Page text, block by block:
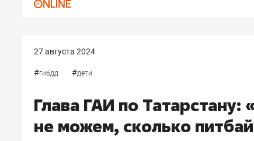
27 августа 2024
#гибдд #дети
Глава ГАИ по
не можем, сколько